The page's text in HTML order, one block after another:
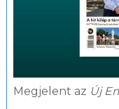
Megjelent az Új